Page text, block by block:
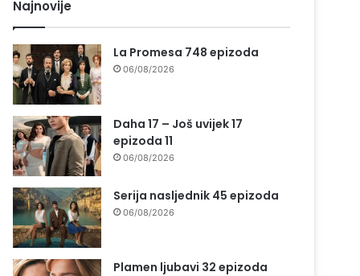
Najnovije
La Promesa 748 epizoda
06/08/2026
Daha 17 – Još uvijek 17
epizoda 11
06/08/2026
Serija nasljednik 45 epizoda
06/08/2026
Plamen ljubavi 32 epizoda